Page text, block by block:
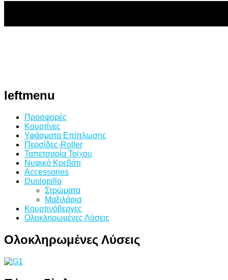
leftmenu
Προσφορές
Κουρτίνες
Υφάσματα Επίπλωσης
Περσίδες-Roller
Ταπετσαρία Τοίχου
Νυφικό Κρεβάτι
Accessories
Dunlopillo
Στρώματα
Μαξιλάρια
Κουρτινόβεργες
Ολοκληρωμένες Λύσεις
Ολοκληρωμένες Λύσεις